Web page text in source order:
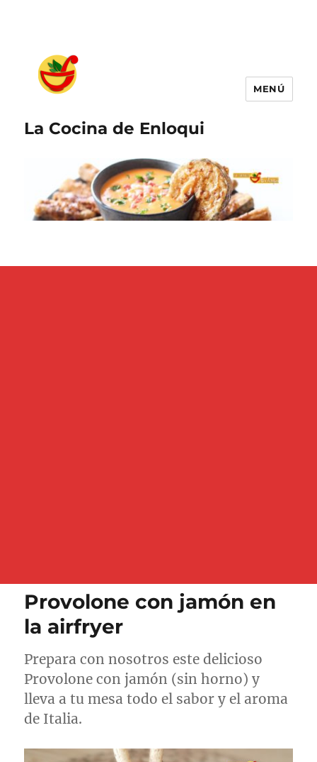
La Cocina de Enloqui
MENÚ
Provolone con jamón en
la airfryer
Prepara con nosotros este delicioso
Provolone con jamón (sin horno) y
lleva a tu mesa todo el sabor y el aroma
de Italia.